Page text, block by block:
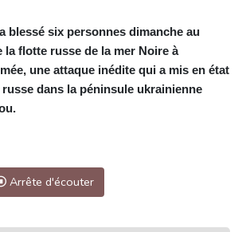
blessé six personnes dimanche au
la flotte russe de la mer Noire à
une attaque inédite qui a mis en état
dans la péninsule ukrainienne
Arrête d'écouter